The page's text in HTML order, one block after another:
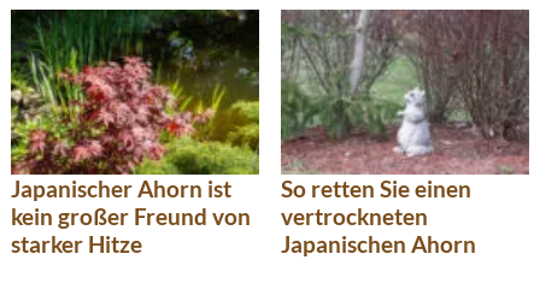
Japanischer Ahorn ist
kein großer Freund von
starker Hitze
So retten Sie einen
vertrockneten
Japanischen Ahorn